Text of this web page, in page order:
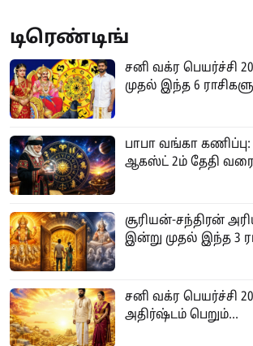
டிரெண்டிங்
சனி வக்ர பெயர்ச்சி
முதல் இந்த 6
பாபா வங்கா
ஆகஸ்ட் 2ம் தேதி
சூரியன்-சந்திரன்
இன்று முதல் இந்த 3
சனி வக்ர பெயர்ச்சி
அதிர்ஷ்டம் பெறும்...